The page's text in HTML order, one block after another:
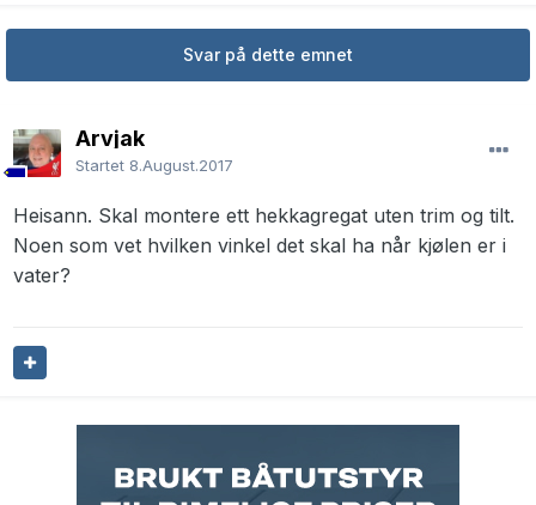
Svar på dette emnet
Arvjak
Startet 8.August.2017
Heisann. Skal montere ett hekkagregat uten trim og tilt.
Noen som vet hvilken vinkel det skal ha når kjølen er i
vater?